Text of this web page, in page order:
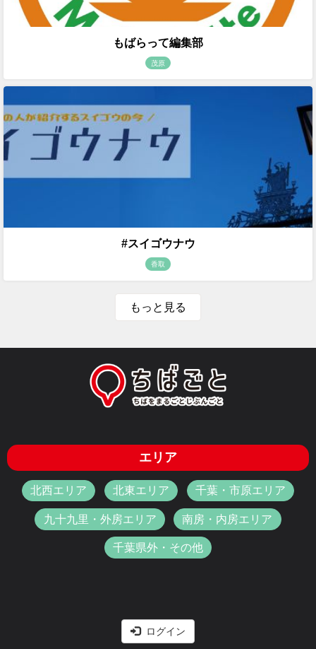
もばらって編集部
茂原
#スイゴウナウ
香取
もっと見る
エリア
北西エリア 北東エリア 千葉・市原エリア
九十九里・外房エリア 南房・内房エリア
千葉県外・その他
ログイン